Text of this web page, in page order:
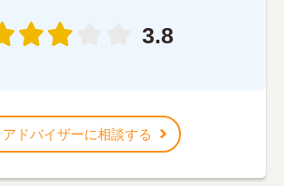
3.8
アドバイザーに相談する